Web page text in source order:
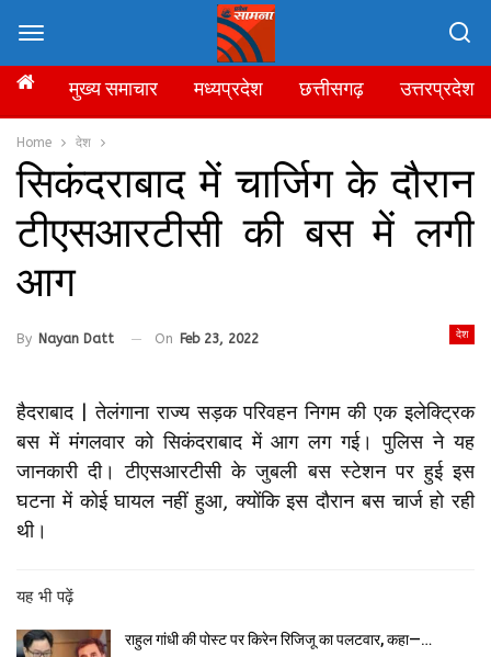
Home देश
सिकंदराबाद में चार्जिग के दौरान
टीएसआरटीसी की बस में लगी
आग
देश
By Nayan Datt On Feb 23, 2022
हैदराबाद | तेलंगाना राज्य सड़क परिवहन निगम की एक इलेक्ट्रिक
बस में मंगलवार को सिकंदराबाद में आग लग गई। पुलिस ने यह
जानकारी दी। टीएसआरटीसी के जुबली बस स्टेशन पर हुई इस
घटना में कोई घायल नहीं हुआ, क्योंकि इस दौरान बस चार्ज हो रही
थी।
यह भी पढ़ें
राहुल गांधी की पोस्ट पर किरेन रिजिजू का पलटवार, कहा—…
मुख्य समाचार मध्यप्रदेश छत्तीसगढ़ उत्तरप्रदेश